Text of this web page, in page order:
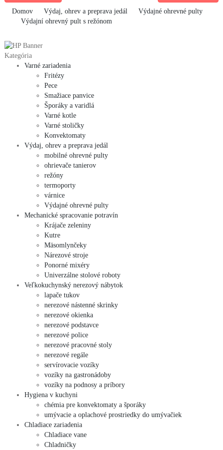
Domov Výdaj, ohrev a preprava jedál
Výdajné ohrevné pulty
Výdajní ohrevný pult s režónom
Kategória
Varné zariadenia
Fritézy
Pece
Smažiace panvice
Šporáky a varidlá
Varné kotle
Varné stoličky
Konvektomaty
Výdaj, ohrev a preprava jedál
mobilné ohrevné pulty
ohrievače tanierov
režóny
termoporty
várnice
Výdajné ohrevné pulty
Mechanické spracovanie potravín
Krájače zeleniny
Kutre
Mäsomlynčeky
Nárezové stroje
Ponorné mixéry
Univerzálne stolové roboty
Veľkokuchynský nerezový nábytok
lapače tukov
nerezové nástenné skrinky
nerezové okienka
nerezové podstavce
nerezové police
nerezové pracovné stoly
nerezové regále
servírovacie vozíky
vozíky na gastronádoby
vozíky na podnosy a príbory
Hygiena v kuchyni
chémia pre konvektomaty a šporáky
umývacie a oplachové prostriedky do umývačiek
Chladiace zariadenia
Chladiace vane
Chladničky